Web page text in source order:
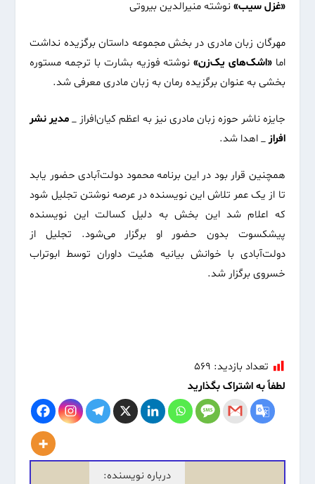
«غزل سیب»نوشته منیرالدین بیروتی
مهرگان زبان مادری در بخش مجموعه داستان برگزیده نداشت
اما«اشک‌های یک‌زن»نوشته فوزیه بشارت با ترجمه مستوره
بخشی به عنوان برگزیده رمان به زبان مادری معرفی شد.
جایزه ناشر حوزه زبان مادری نیز به اعظم کیان‌افراز _مدیر نشر
افراز_ اهدا شد.
همچنین قرار بود در این برنامه محمود دولت‌آبادی حضور یابد
تا از یک عمر تلاش این نویسنده در عرصه نوشتن تجلیل شود
که اعلام شد این بخش به دلیل کسالت این نویسنده
پیشکسوت بدون حضور او برگزار می‌شود. تجلیل از
دولت‌آبادی با خوانش بیانیه هئیت داوران توسط ابوتراب
خسروی برگزار شد.
تعداد بازدید: ۵۶۹
لطفاً به اشتراک بگذارید
درباره نویسنده: